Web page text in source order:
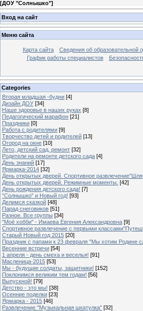
[ДОУ "Солнышко"]
Вход на сайт
Меню сайта
Карта сайта Сведения об образовательной
График работы специалистов
Categories
Вторая младшая -будни [4]
Дизайн ДОУ [34]
Наше здоровье в наших руках [8]
Педагогический марафон [21]
Праздники [0]
Работа с родителями [9]
Творчество детей и родителей [13]
Огород на окне [10]
Лето, детский сад, ремонт [32]
Родители на ремонте детского сада [4]
День знаний [17]
Ярмарка-2014 [32]
День открытых дверей. Спортивное
День открытых дверей. Режимные моменты. [42]
День рождения детского сада! [7]
"Солнышко" и Новый год! [93]
Делимся сказкой [48]
Парад снеговиков [51]
Разное. Все группы [34]
"Моё хобби" - Имаева Евгения Александровна [9]
Спортивное развлечение с первыми
Старый Новый год 2015 [20]
Праздник с папами к 23 февраля "Мы хотим Родине
Весенние встречи [54]
1 апреля - день смеха и веселья! [91]
Масленица-2015 [53]
Мы - будущие солдаты, защитники! [152]
Поклонимся великим тем годам! [56]
Выпускной! [79]
Детство - это мы! [38]
Осенние поделки [23]
Ярмарка - 2015 [46]
Развлечение "Музыкальная шкатулка" [32]